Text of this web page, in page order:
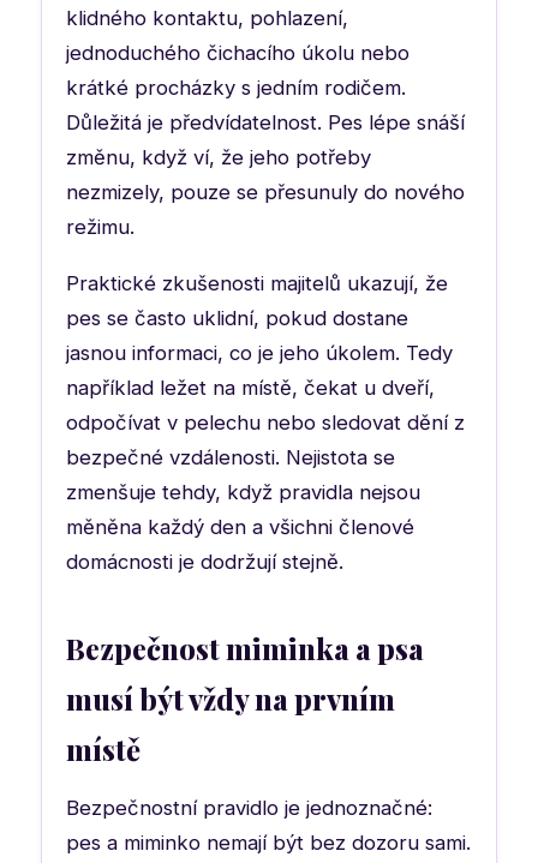
klidného kontaktu, pohlazení,
jednoduchého čichacího úkolu nebo
krátké procházky s jedním rodičem.
Důležitá je předvídatelnost. Pes lépe snáší
změnu, když ví, že jeho potřeby
nezmizely, pouze se přesunuly do nového
režimu.
Praktické zkušenosti majitelů ukazují, že
pes se často uklidní, pokud dostane
jasnou informaci, co je jeho úkolem. Tedy
například ležet na místě, čekat u dveří,
odpočívat v pelechu nebo sledovat dění z
bezpečné vzdálenosti. Nejistota se
zmenšuje tehdy, když pravidla nejsou
měněna každý den a všichni členové
domácnosti je dodržují stejně.
Bezpečnost miminka a psa
musí být vždy na prvním
místě
Bezpečnostní pravidlo je jednoznačné:
pes a miminko nemají být bez dozoru sami.